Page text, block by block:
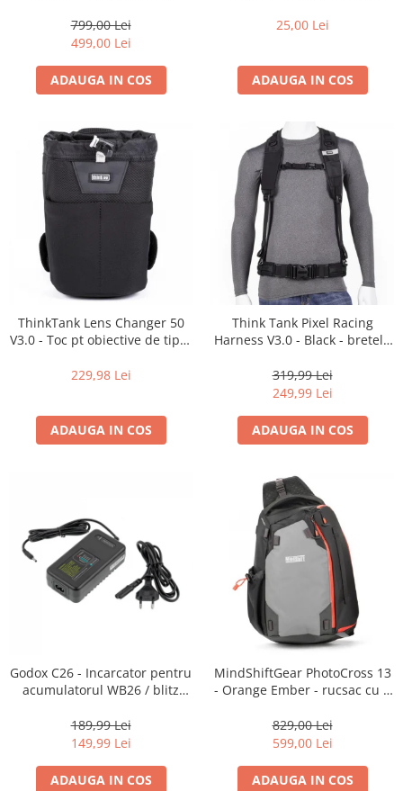
799,00 Lei
499,00 Lei
ADAUGA IN COS
25,00 Lei
ADAUGA IN COS
ThinkTank Lens Changer 50
V3.0 - Toc pt obiective de tipul
229,98 Lei
ADAUGA IN COS
Think Tank Pixel Racing
Harness V3.0 - Black - bretele
319,99 Lei
249,99 Lei
ADAUGA IN COS
Godox C26 - Incarcator pentru
acumulatorul WB26 / blitz
189,99 Lei
149,99 Lei
ADAUGA IN COS
MindShiftGear PhotoCross 13
- Orange Ember - rucsac cu o
829,00 Lei
599,00 Lei
ADAUGA IN COS